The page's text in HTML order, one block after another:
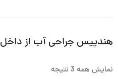
هندپیس جراحی آب از داخل
نمایش همه 3 نتیجه